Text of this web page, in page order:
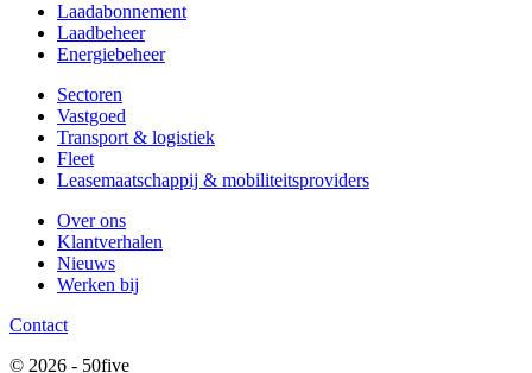
Laadabonnement
Laadbeheer
Energiebeheer
Sectoren
Vastgoed
Transport & logistiek
Fleet
Leasemaatschappij & mobiliteitsproviders
Over ons
Klantverhalen
Nieuws
Werken bij
Contact
© 2026 - 50five